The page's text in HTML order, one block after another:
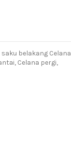
belakang Celana
Celana pergi,